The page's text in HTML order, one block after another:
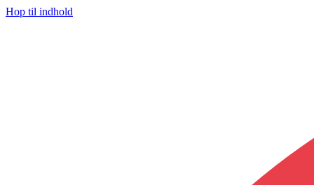
Hop til indhold